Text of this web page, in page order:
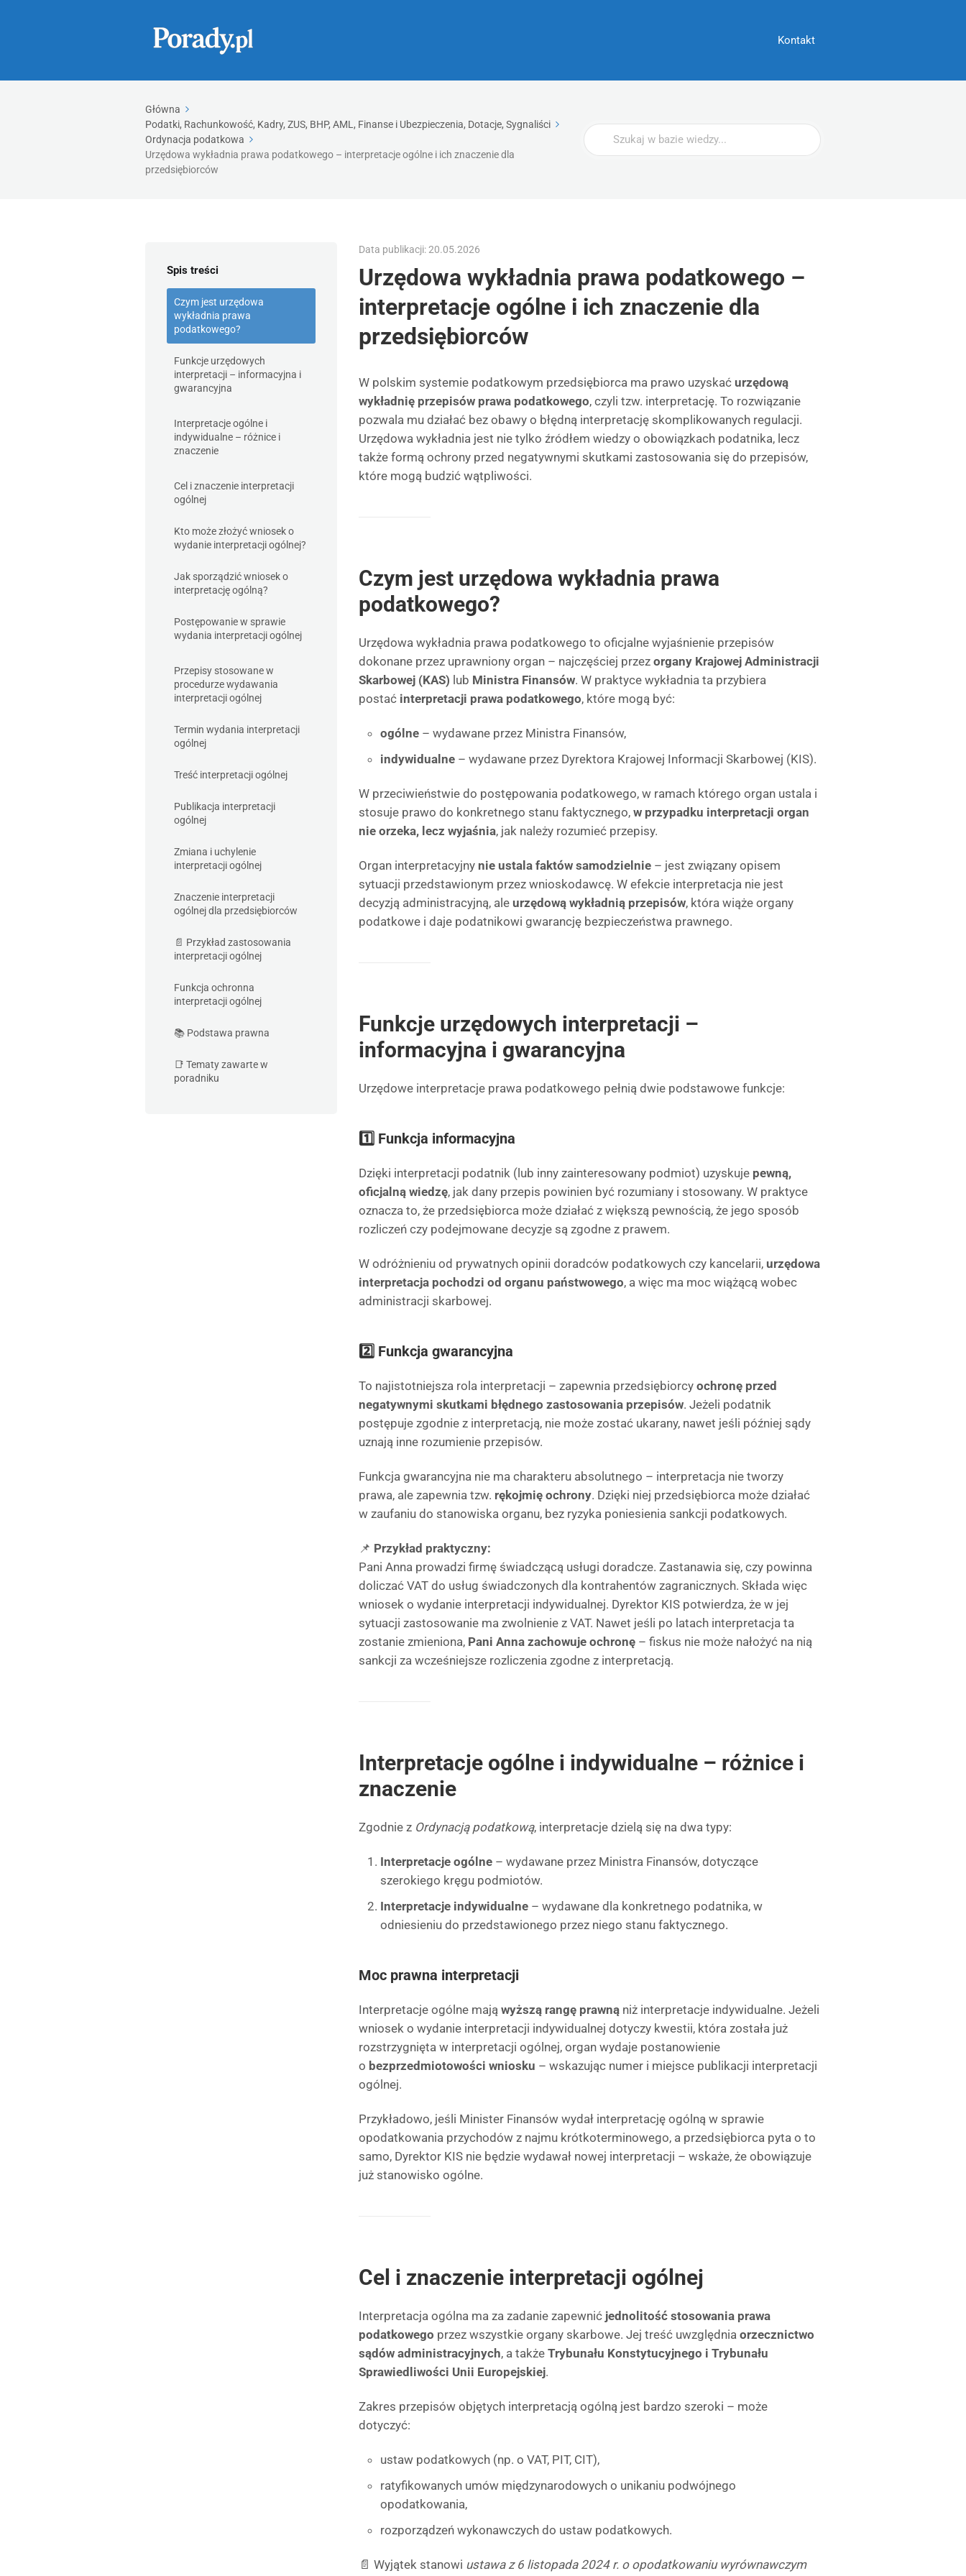
Kontakt
Główna
Podatki, Rachunkowość, Kadry, ZUS, BHP, AML, Finanse i Ubezpieczenia, Dotacje, Sygnaliści
Ordynacja podatkowa
Urzędowa wykładnia prawa podatkowego – interpretacje ogólne i ich znaczenie dla
przedsiębiorców
Wyszukaj
Spis treści
Czym jest urzędowa
wykładnia prawa
podatkowego?
Funkcje urzędowych
interpretacji – informacyjna i
gwarancyjna
Interpretacje ogólne i
indywidualne – różnice i
znaczenie
Cel i znaczenie interpretacji
ogólnej
Kto może złożyć wniosek o
wydanie interpretacji ogólnej?
Jak sporządzić wniosek o
interpretację ogólną?
Postępowanie w sprawie
wydania interpretacji ogólnej
Przepisy stosowane w
procedurze wydawania
interpretacji ogólnej
Termin wydania interpretacji
ogólnej
Treść interpretacji ogólnej
Publikacja interpretacji
ogólnej
Zmiana i uchylenie
interpretacji ogólnej
Znaczenie interpretacji
ogólnej dla przedsiębiorców
📄 Przykład zastosowania
interpretacji ogólnej
Funkcja ochronna
interpretacji ogólnej
📚 Podstawa prawna
📑 Tematy zawarte w
poradniku
Data publikacji: 20.05.2026
Urzędowa wykładnia prawa podatkowego –
interpretacje ogólne i ich znaczenie dla
przedsiębiorców
W polskim systemie podatkowym przedsiębiorca ma prawo uzyskać urzędową
wykładnię przepisów prawa podatkowego, czyli tzw. interpretację. To rozwiązanie
pozwala mu działać bez obawy o błędną interpretację skomplikowanych regulacji.
Urzędowa wykładnia jest nie tylko źródłem wiedzy o obowiązkach podatnika, lecz
także formą ochrony przed negatywnymi skutkami zastosowania się do przepisów,
które mogą budzić wątpliwości.
Czym jest urzędowa wykładnia prawa
podatkowego?
Urzędowa wykładnia prawa podatkowego to oficjalne wyjaśnienie przepisów
dokonane przez uprawniony organ – najczęściej przez organy Krajowej Administracji
Skarbowej (KAS) lub Ministra Finansów. W praktyce wykładnia ta przybiera
postać interpretacji prawa podatkowego, które mogą być:
ogólne – wydawane przez Ministra Finansów,
indywidualne – wydawane przez Dyrektora Krajowej Informacji Skarbowej (KIS).
W przeciwieństwie do postępowania podatkowego, w ramach którego organ ustala i
stosuje prawo do konkretnego stanu faktycznego, w przypadku interpretacji organ
nie orzeka, lecz wyjaśnia, jak należy rozumieć przepisy.
Organ interpretacyjny nie ustala faktów samodzielnie – jest związany opisem
sytuacji przedstawionym przez wnioskodawcę. W efekcie interpretacja nie jest
decyzją administracyjną, ale urzędową wykładnią przepisów, która wiąże organy
podatkowe i daje podatnikowi gwarancję bezpieczeństwa prawnego.
Funkcje urzędowych interpretacji –
informacyjna i gwarancyjna
Urzędowe interpretacje prawa podatkowego pełnią dwie podstawowe funkcje:
1️⃣ Funkcja informacyjna
Dzięki interpretacji podatnik (lub inny zainteresowany podmiot) uzyskuje pewną,
oficjalną wiedzę, jak dany przepis powinien być rozumiany i stosowany. W praktyce
oznacza to, że przedsiębiorca może działać z większą pewnością, że jego sposób
rozliczeń czy podejmowane decyzje są zgodne z prawem.
W odróżnieniu od prywatnych opinii doradców podatkowych czy kancelarii, urzędowa
interpretacja pochodzi od organu państwowego, a więc ma moc wiążącą wobec
administracji skarbowej.
2️⃣ Funkcja gwarancyjna
To najistotniejsza rola interpretacji – zapewnia przedsiębiorcy ochronę przed
negatywnymi skutkami błędnego zastosowania przepisów. Jeżeli podatnik
postępuje zgodnie z interpretacją, nie może zostać ukarany, nawet jeśli później sądy
uznają inne rozumienie przepisów.
Funkcja gwarancyjna nie ma charakteru absolutnego – interpretacja nie tworzy
prawa, ale zapewnia tzw. rękojmię ochrony. Dzięki niej przedsiębiorca może działać
w zaufaniu do stanowiska organu, bez ryzyka poniesienia sankcji podatkowych.
📌 Przykład praktyczny:
Pani Anna prowadzi firmę świadczącą usługi doradcze. Zastanawia się, czy powinna
doliczać VAT do usług świadczonych dla kontrahentów zagranicznych. Składa więc
wniosek o wydanie interpretacji indywidualnej. Dyrektor KIS potwierdza, że w jej
sytuacji zastosowanie ma zwolnienie z VAT. Nawet jeśli po latach interpretacja ta
zostanie zmieniona, Pani Anna zachowuje ochronę – fiskus nie może nałożyć na nią
sankcji za wcześniejsze rozliczenia zgodne z interpretacją.
Interpretacje ogólne i indywidualne – różnice i
znaczenie
Zgodnie z Ordynacją podatkową, interpretacje dzielą się na dwa typy:
Interpretacje ogólne – wydawane przez Ministra Finansów, dotyczące
szerokiego kręgu podmiotów.
Interpretacje indywidualne – wydawane dla konkretnego podatnika, w
odniesieniu do przedstawionego przez niego stanu faktycznego.
Moc prawna interpretacji
Interpretacje ogólne mają wyższą rangę prawną niż interpretacje indywidualne. Jeżeli
wniosek o wydanie interpretacji indywidualnej dotyczy kwestii, która została już
rozstrzygnięta w interpretacji ogólnej, organ wydaje postanowienie
o bezprzedmiotowości wniosku – wskazując numer i miejsce publikacji interpretacji
ogólnej.
Przykładowo, jeśli Minister Finansów wydał interpretację ogólną w sprawie
opodatkowania przychodów z najmu krótkoterminowego, a przedsiębiorca pyta o to
samo, Dyrektor KIS nie będzie wydawał nowej interpretacji – wskaże, że obowiązuje
już stanowisko ogólne.
Cel i znaczenie interpretacji ogólnej
Interpretacja ogólna ma za zadanie zapewnić jednolitość stosowania prawa
podatkowego przez wszystkie organy skarbowe. Jej treść uwzględnia orzecznictwo
sądów administracyjnych, a także Trybunału Konstytucyjnego i Trybunału
Sprawiedliwości Unii Europejskiej.
Zakres przepisów objętych interpretacją ogólną jest bardzo szeroki – może
dotyczyć:
ustaw podatkowych (np. o VAT, PIT, CIT),
ratyfikowanych umów międzynarodowych o unikaniu podwójnego
opodatkowania,
rozporządzeń wykonawczych do ustaw podatkowych.
📄 Wyjątek stanowi ustawa z 6 listopada 2024 r. o opodatkowaniu wyrównawczym